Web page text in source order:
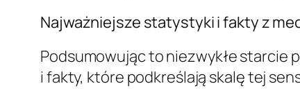
Najważniejsze statystyki i fakty z
Podsumowując to niezwykłe starcie
i fakty, które podkreślają skalę tej